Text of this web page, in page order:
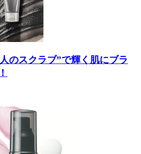
のスクラブ”で輝く肌にブラ